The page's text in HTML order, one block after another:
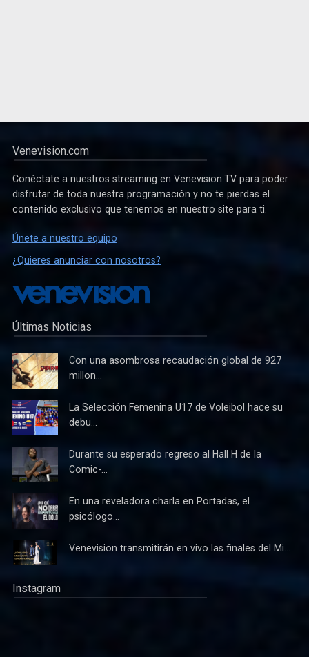
Venevision.com
Conéctate a nuestros streaming en Venevision.TV para poder
disfrutar de toda nuestra programación y no te pierdas el
contenido exclusivo que tenemos en nuestro site para ti.
Únete a nuestro equipo
¿Quieres anunciar con nosotros?
Últimas Noticias
Con una asombrosa recaudación global de 927
millon...
La Selección Femenina U17 de Voleibol hace su
debu...
Durante su esperado regreso al Hall H de la
Comic-...
En una reveladora charla en Portadas, el
psicólogo...
Venevision transmitirán en vivo las finales del Mi...
Instagram